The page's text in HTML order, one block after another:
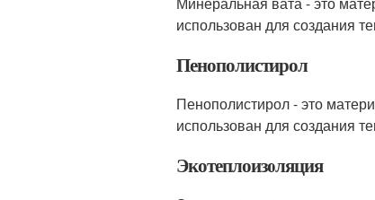
использован для создания
Пенополистирол
Пенополистирол - это
использован для создания
Экотеплоизоляция